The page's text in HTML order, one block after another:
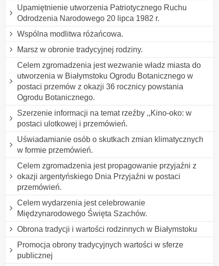
Upamiętnienie utworzenia Patriotycznego Ruchu
Odrodzenia Narodowego 20 lipca 1982 r.
Wspólna modlitwa różańcowa.
Marsz w obronie tradycyjnej rodziny.
Celem zgromadzenia jest wezwanie władz miasta do
utworzenia w Białymstoku Ogrodu Botanicznego w
postaci przemów z okazji 36 rocznicy powstania
Ogrodu Botanicznego.
Szerzenie informacji na temat rzeźby ,,Kino-oko: w
postaci ulotkowej i przemówień.
Uświadamianie osób o skutkach zmian klimatycznych
w formie przemówień.
Celem zgromadzenia jest propagowanie przyjaźni z
okazji argentyńskiego Dnia Przyjaźni w postaci
przemówień.
Celem wydarzenia jest celebrowanie
Międzynarodowego Święta Szachów.
Obrona tradycji i wartości rodzinnych w Białymstoku
Promocja obrony tradycyjnych wartości w sferze
publicznej